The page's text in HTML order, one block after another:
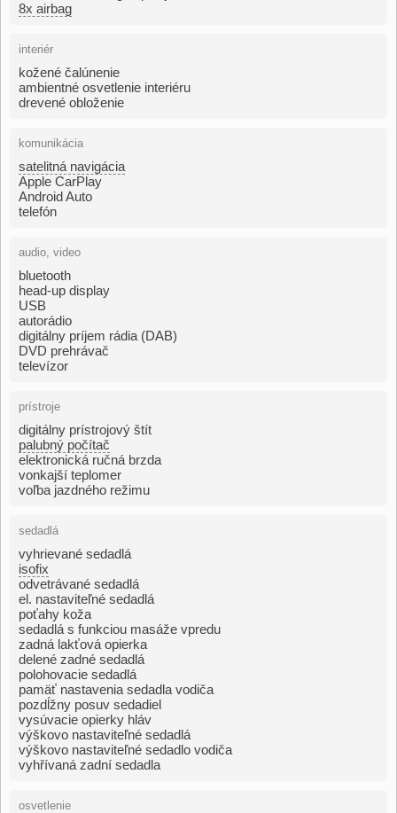
8x airbag
interiér
kožené čalúnenie
ambientné osvetlenie interiéru
drevené obloženie
komunikácia
satelitná navigácia
Apple CarPlay
Android Auto
telefón
audio, video
bluetooth
head-up display
USB
autorádio
digitálny príjem rádia (DAB)
DVD prehrávač
televízor
prístroje
digitálny prístrojový štít
palubný počítač
elektronická ručná brzda
vonkajší teplomer
voľba jazdného režimu
sedadlá
vyhrievané sedadlá
isofix
odvetrávané sedadlá
el. nastaviteľné sedadlá
poťahy koža
sedadlá s funkciou masáže vpredu
zadná lakťová opierka
delené zadné sedadlá
polohovacie sedadlá
pamäť nastavenia sedadla vodiča
pozdĺžny posuv sedadiel
vysúvacie opierky hláv
výškovo nastaviteľné sedadlá
výškovo nastaviteľné sedadlo vodiča
vyhřívaná zadní sedadla
osvetlenie